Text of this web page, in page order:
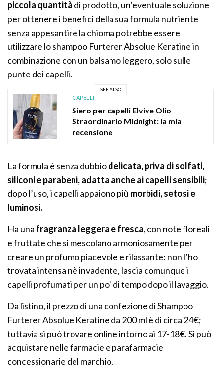
piccola quantità di prodotto, un’eventuale soluzione
per ottenere i benefici della sua formula nutriente
senza appesantire la chioma potrebbe essere
utilizzare lo shampoo Furterer Absolue Keratine in
combinazione con un balsamo leggero, solo sulle
punte dei capelli.
SEE ALSO
CAPELLI
Siero per capelli Elvive Olio
Straordinario Midnight: la mia
recensione
La formula è senza dubbiodelicata, priva di solfati,
siliconi e parabeni, adatta anche ai capelli sensibili;
dopo l’uso, i capelli appaiono più morbidi, setosi e
luminosi.
Ha una fragranza leggera e fresca, con note floreali
e fruttate che si mescolano armoniosamente per
creare un profumo piacevole e rilassante: non l’ho
trovata intensa nè invadente, lascia comunque i
capelli profumati per un po’ di tempo dopo il lavaggio.
Da listino, il prezzo di una confezione di Shampoo
Furterer Absolue Keratine da 200 ml è di circa 24€;
tuttavia si può trovare online intorno ai 17-18€. Si può
acquistare nelle farmacie e parafarmacie
concessionarie del marchio.